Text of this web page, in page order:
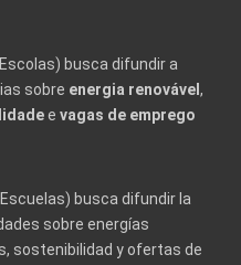
busca difundir a
sobre energia renovável ,
e vagas de emprego
busca difundir la
sobre energías
sostenibilidad y ofertas de